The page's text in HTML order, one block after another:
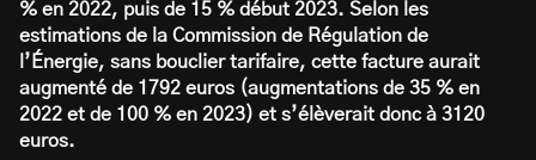
% en 2022, puis de 15 % début 2023. Selon les
estimations de la Commission de Régulation de
l’Énergie, sans bouclier tarifaire, cette facture aurait
augmenté de 1792 euros (augmentations de 35 % en
2022 et de 100 % en 2023) et s’élèverait donc à 3120
euros.